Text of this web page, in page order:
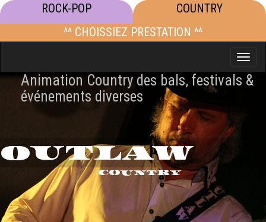
ROCK-POP
COUNTRY
^^ CHOISSIEZ PRESTATION ^^
Toggle
Animation Country des bals, festivals &
événements diverses
OUTLAW
COUNTRY